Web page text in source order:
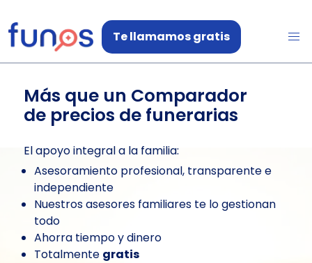
Te llamamos gratis
Más que un Comparador
de precios de funerarias
El apoyo integral a la familia:
Asesoramiento profesional, transparente e
independiente
Nuestros asesores familiares te lo gestionan
todo
Ahorra tiempo y dinero
Totalmente gratis